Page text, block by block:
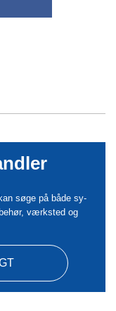
søge på både sy-
værksted og